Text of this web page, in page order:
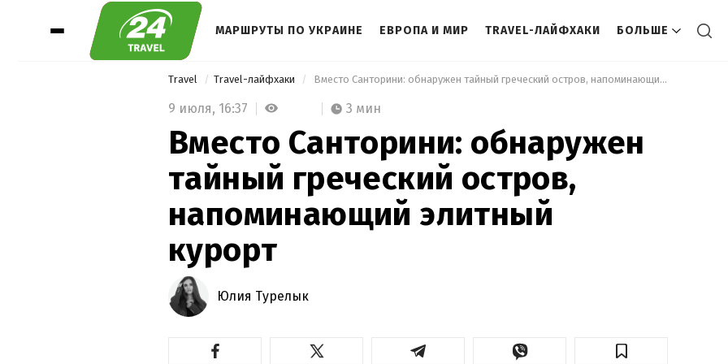
МАРШРУТЫ ПО УКРАИНЕ ЕВРОПА И МИР TRAVEL-ЛАЙФХАКИ БОЛЬШЕ
Travel Travel-лайфхаки Вместо Санторини: обнаружен тайный греческий остров, напоминающий элитный курорт
9 июля, 16:37 3 мин
Вместо Санторини: обнаружен
тайный греческий остров,
напоминающий элитный
курорт
Юлия Турелык